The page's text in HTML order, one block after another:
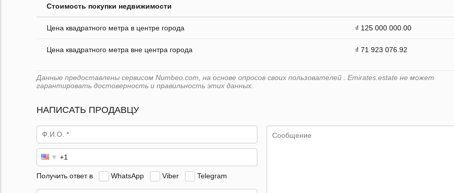
Стоимость покупки недвижимости
Цена квадратного метра в центре города ₫ 125 000 000.00
Цена квадратного метра вне центра города ₫ 71 923 076.92
Данные предоставлены сервисом Numbeo.com, на основе опросов своих пользователей . Emirates.estate не может
гарантировать достоверность и правильность этих данных.
НАПИСАТЬ ПРОДАВЦУ
Получить ответ в WhatsApp Viber Telegram